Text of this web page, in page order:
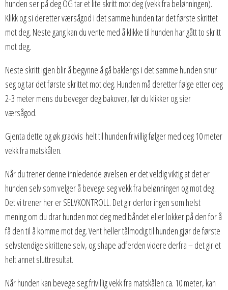
hunden ser på deg OG tar et lite skritt mot deg (vekk fra belønningen).
Klikk og si deretter værsågod i det samme hunden tar det første skrittet
mot deg. Neste gang kan du vente med å klikke til hunden har gått to skritt
mot deg.
Neste skritt igjen blir å begynne å gå baklengs i det samme hunden snur
seg og tar det første skrittet mot deg. Hunden må deretter følge etter deg
2-3 meter mens du beveger deg bakover, før du klikker og sier
værsågod.
Gjenta dette og øk gradvis helt til hunden frivillig følger med deg 10 meter
vekk fra matskålen.
Når du trener denne innledende øvelsen er det veldig viktig at det er
hunden selv som velger å bevege seg vekk fra belønningen og mot deg.
Det vi trener her er SELVKONTROLL. Det gir derfor ingen som helst
mening om du drar hunden mot deg med båndet eller lokker på den for å
få den til å komme mot deg. Vent heller tålmodig til hunden gjør de første
selvstendige skrittene selv, og shape adferden videre derfra – det gir et
helt annet sluttresultat.
Når hunden kan bevege seg frivillig vekk fra matskålen ca. 10 meter, kan